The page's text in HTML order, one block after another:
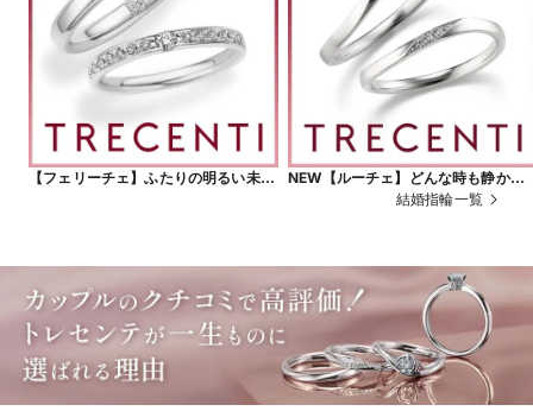
【フェリーチェ】ふたりの明るい未来
NEW【ルーチェ】どんな時も静かに
人生を照らし続ける、光の輝くリング
結婚指輪一覧